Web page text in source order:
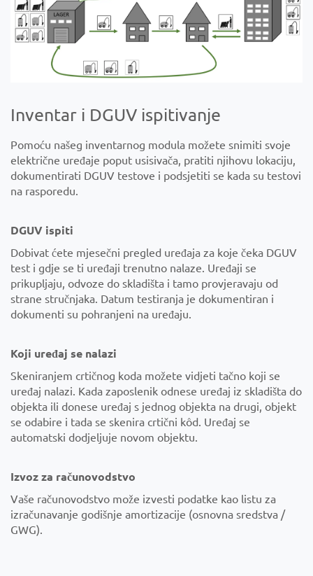
Inventar i DGUV ispitivanje
Pomoću našeg inventarnog modula možete snimiti svoje
električne uređaje poput usisivača, pratiti njihovu lokaciju,
dokumentirati DGUV testove i podsjetiti se kada su testovi
na rasporedu.
DGUV ispiti
Dobivat ćete mjesečni pregled uređaja za koje čeka DGUV
test i gdje se ti uređaji trenutno nalaze. Uređaji se
prikupljaju, odvoze do skladišta i tamo provjeravaju od
strane stručnjaka. Datum testiranja je dokumentiran i
dokumenti su pohranjeni na uređaju.
Koji uređaj se nalazi
Skeniranjem crtičnog koda možete vidjeti tačno koji se
uređaj nalazi. Kada zaposlenik odnese uređaj iz skladišta do
objekta ili donese uređaj s jednog objekta na drugi, objekt
se odabire i tada se skenira crtični kôd. Uređaj se
automatski dodjeljuje novom objektu.
Izvoz za računovodstvo
Vaše računovodstvo može izvesti podatke kao listu za
izračunavanje godišnje amortizacije (osnovna sredstva /
GWG).